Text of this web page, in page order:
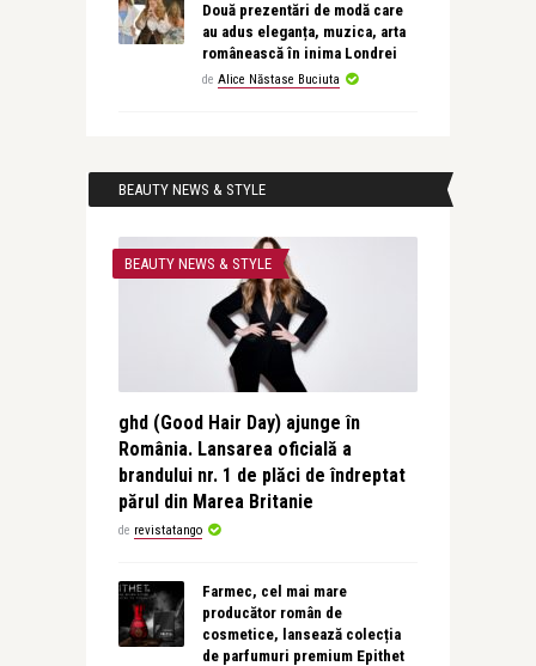
Două prezentări de modă care
au adus eleganța, muzica, arta
românească în inima Londrei
de Alice Năstase Buciuta
BEAUTY NEWS & STYLE
BEAUTY NEWS & STYLE
ghd (Good Hair Day) ajunge în
România. Lansarea oficială a
brandului nr. 1 de plăci de îndreptat
părul din Marea Britanie
de revistatango
Farmec, cel mai mare
producător român de
cosmetice, lansează colecția
de parfumuri premium Epithet